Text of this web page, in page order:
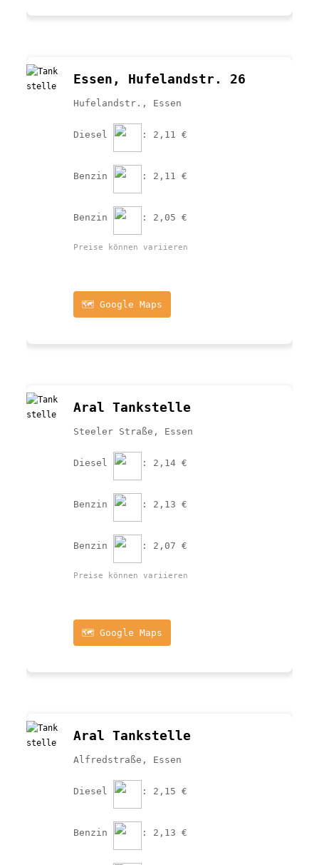
Essen, Hufelandstr. 26
Hufelandstr., Essen
Diesel : 2,11 €
Benzin : 2,11 €
Benzin : 2,05 €
Preise können variieren
🗺️ Google Maps
Aral Tankstelle
Steeler Straße, Essen
Diesel : 2,14 €
Benzin : 2,13 €
Benzin : 2,07 €
Preise können variieren
🗺️ Google Maps
Aral Tankstelle
Alfredstraße, Essen
Diesel : 2,15 €
Benzin : 2,13 €